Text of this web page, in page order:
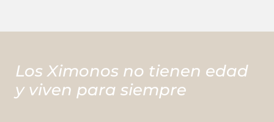
Los Ximonos no tienen edad
y viven para siempre